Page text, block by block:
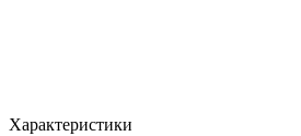
Характеристики